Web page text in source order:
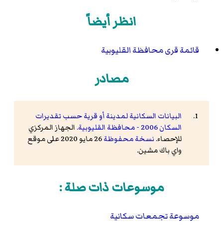
انظر أيضاً
قائمة قرى محافظة القليوبية
مصادر
البيانات السكانية لمدينة أو قرية حسب تقديرات
السكان 2006 - محافظة القليوبية.
الجهاز المركزي
للإحصاء. نسخة محفوظة
26 مايو 2020 على موقع
واي باك مشين.
موسوعات ذات صلة :
موسوعة تجمعات سكانية